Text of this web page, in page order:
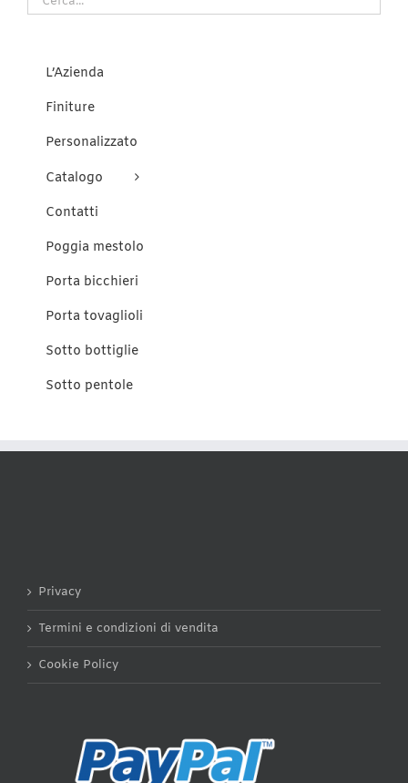
L’Azienda
Finiture
Personalizzato
Catalogo
Contatti
Poggia mestolo
Porta bicchieri
Porta tovaglioli
Sotto bottiglie
Sotto pentole
Privacy
Termini e condizioni di vendita
Cookie Policy